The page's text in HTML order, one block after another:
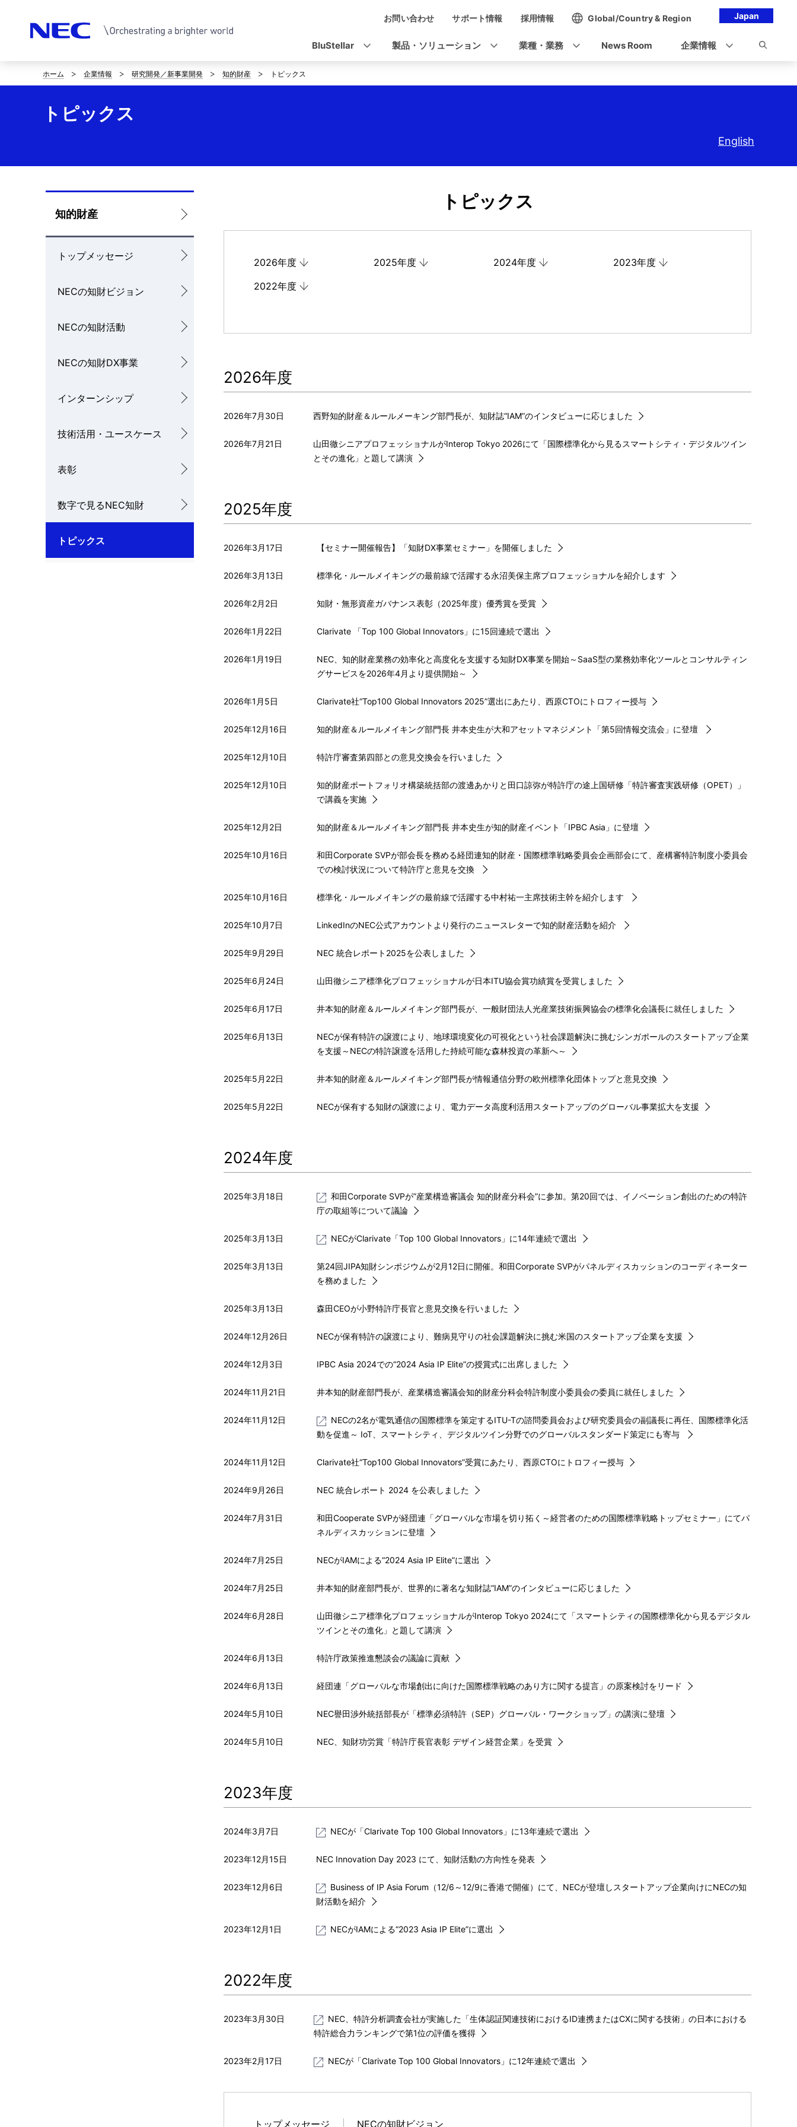
Japan
ゲ
ー
お問い合わせ サポート情報 採用情報 Global/Country & Region
BluStellar 製品・ソリューション 業種・業務 News Room 企業情報
サ
イ
ト
現
在
位
ホーム 企業情報 研究開発／新事業開発 知的財産 トピックス
トピックス
English
ロ
ー
ル
ビ
シ
知的財産
トップメッセージ
NECの知財ビジョン
NECの知財活動
NECの知財DX事業
インターンシップ
技術活用・ユースケース
表彰
数字で見るNEC知財
トピックス
トピックス
2026年度 2025年度 2024年度
2023年度
2022年度
2026年度
2026年7月30日 西野知的財産＆ルールメーキング部門長が、知財誌“IAM”のインタビューに応じました
2026年7月21日
山田徹シニアプロフェッショナルがInterop Tokyo 2026にて「国際標準化から見るスマートシティ・デジタルツイン
とその進化」と題して講演
2025年度
2026年3月17日 【セミナー開催報告】「知財DX事業セミナー」を開催しました
2026年3月13日 標準化・ルールメイキングの最前線で活躍する永沼美保主席プロフェッショナルを紹介します
2026年2月2日 知財・無形資産ガバナンス表彰（2025年度）優秀賞を受賞
2026年1月22日 Clarivate 「Top 100 Global Innovators」に15回連続で選出
2026年1月19日
NEC、知的財産業務の効率化と高度化を支援する知財DX事業を開始～SaaS型の業務効率化ツールとコンサルティン
グサービスを2026年4月より提供開始～
2026年1月5日 Clarivate社“Top100 Global Innovators 2025”選出にあたり、西原CTOにトロフィー授与
2025年12月16日 知的財産＆ルールメイキング部門長 井本史生が大和アセットマネジメント「第5回情報交流会」に登壇
2025年12月10日 特許庁審査第四部との意見交換会を行いました
2025年12月10日
知的財産ポートフォリオ構築統括部の渡邊あかりと田口諒弥が特許庁の途上国研修「特許審査実践研修（OPET）」
で講義を実施
2025年12月2日 知的財産＆ルールメイキング部門長 井本史生が知的財産イベント「IPBC Asia」に登壇
2025年10月16日
和田Corporate SVPが部会長を務める経団連知的財産・国際標準戦略委員会企画部会にて、産構審特許制度小委員会
での検討状況について特許庁と意見を交換
2025年10月16日 標準化・ルールメイキングの最前線で活躍する中村祐一主席技術主幹を紹介します
2025年10月7日 LinkedInのNEC公式アカウントより発行のニュースレターで知的財産活動を紹介
2025年9月29日 NEC 統合レポート2025を公表しました
2025年6月24日 山田徹シニア標準化プロフェッショナルが日本ITU協会賞功績賞を受賞しました
2025年6月17日 井本知的財産＆ルールメイキング部門長が、一般財団法人光産業技術振興協会の標準化会議長に就任しました
2025年6月13日
NECが保有特許の譲渡により、地球環境変化の可視化という社会課題解決に挑むシンガポールのスタートアップ企業
を支援～NECの特許譲渡を活用した持続可能な森林投資の革新へ～
2025年5月22日 井本知的財産＆ルールメイキング部門長が情報通信分野の欧州標準化団体トップと意見交換
2025年5月22日 NECが保有する知財の譲渡により、電力データ高度利活用スタートアップのグローバル事業拡大を支援
2024年度
2025年3月18日
和田Corporate SVPが”産業構造審議会 知的財産分科会”に参加。第20回では、イノベーション創出のための特許
庁の取組等について議論
2025年3月13日 NECがClarivate「Top 100 Global Innovators」に14年連続で選出
2025年3月13日
第24回JIPA知財シンポジウムが2月12日に開催。和田Corporate SVPがパネルディスカッションのコーディネーター
を務めました
2025年3月13日 森田CEOが小野特許庁長官と意見交換を行いました
2024年12月26日 NECが保有特許の譲渡により、難病見守りの社会課題解決に挑む米国のスタートアップ企業を支援
2024年12月3日 IPBC Asia 2024での“2024 Asia IP Elite”の授賞式に出席しました
2024年11月21日 井本知的財産部門長が、産業構造審議会知的財産分科会特許制度小委員会の委員に就任しました
2024年11月12日
NECの2名が電気通信の国際標準を策定するITU-Tの諮問委員会および研究委員会の副議長に再任、国際標準化活
動を促進～ IoT、スマートシティ、デジタルツイン分野でのグローバルスタンダード策定にも寄与
2024年11月12日 Clarivate社“Top100 Global Innovators”受賞にあたり、西原CTOにトロフィー授与
2024年9月26日 NEC 統合レポート 2024 を公表しました
2024年7月31日
和田Cooperate SVPが経団連「グローバルな市場を切り拓く～経営者のための国際標準戦略トップセミナー」にてパ
ネルディスカッションに登壇
2024年7月25日 NECがIAMによる“2024 Asia IP Elite”に選出
2024年7月25日 井本知的財産部門長が、世界的に著名な知財誌“IAM”のインタビューに応じました
2024年6月28日
山田徹シニア標準化プロフェッショナルがInterop Tokyo 2024にて「スマートシティの国際標準化から見るデジタル
ツインとその進化」と題して講演
2024年6月13日 特許庁政策推進懇談会の議論に貢献
2024年6月13日 経団連「グローバルな市場創出に向けた国際標準戦略のあり方に関する提言」の原案検討をリード
2024年5月10日 NEC譽田渉外統括部長が「標準必須特許（SEP）グローバル・ワークショップ」の講演に登壇
2024年5月10日 NEC、知財功労賞「特許庁長官表彰 デザイン経営企業」を受賞
2023年度
2024年3月7日 NECが「Clarivate Top 100 Global Innovators」に13年連続で選出
2023年12月15日 NEC Innovation Day 2023 にて、知財活動の方向性を発表
2023年12月6日
Business of IP Asia Forum（12/6～12/9に香港で開催）にて、NECが登壇しスタートアップ企業向けにNECの知
財活動を紹介
2023年12月1日 NECがIAMによる“2023 Asia IP Elite”に選出
2022年度
2023年3月30日
NEC、特許分析調査会社が実施した「生体認証関連技術におけるID連携またはCXに関する技術」の日本における
特許総合力ランキングで第1位の評価を獲得
2023年2月17日 NECが「Clarivate Top 100 Global Innovators」に12年連続で選出
トップメッセージ NECの知財ビジョン